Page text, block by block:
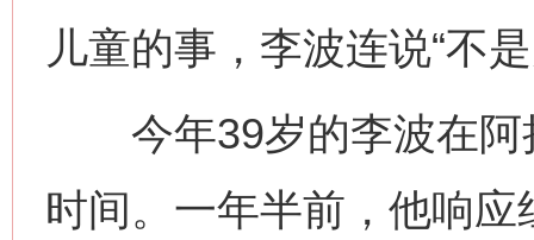
儿童的事，李波连说“不
今年39岁的李波在阿
时间。一年半前，他响